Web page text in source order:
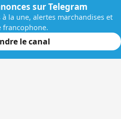
sur Telegram
la une, alertes marchandises et
francophone.
le canal